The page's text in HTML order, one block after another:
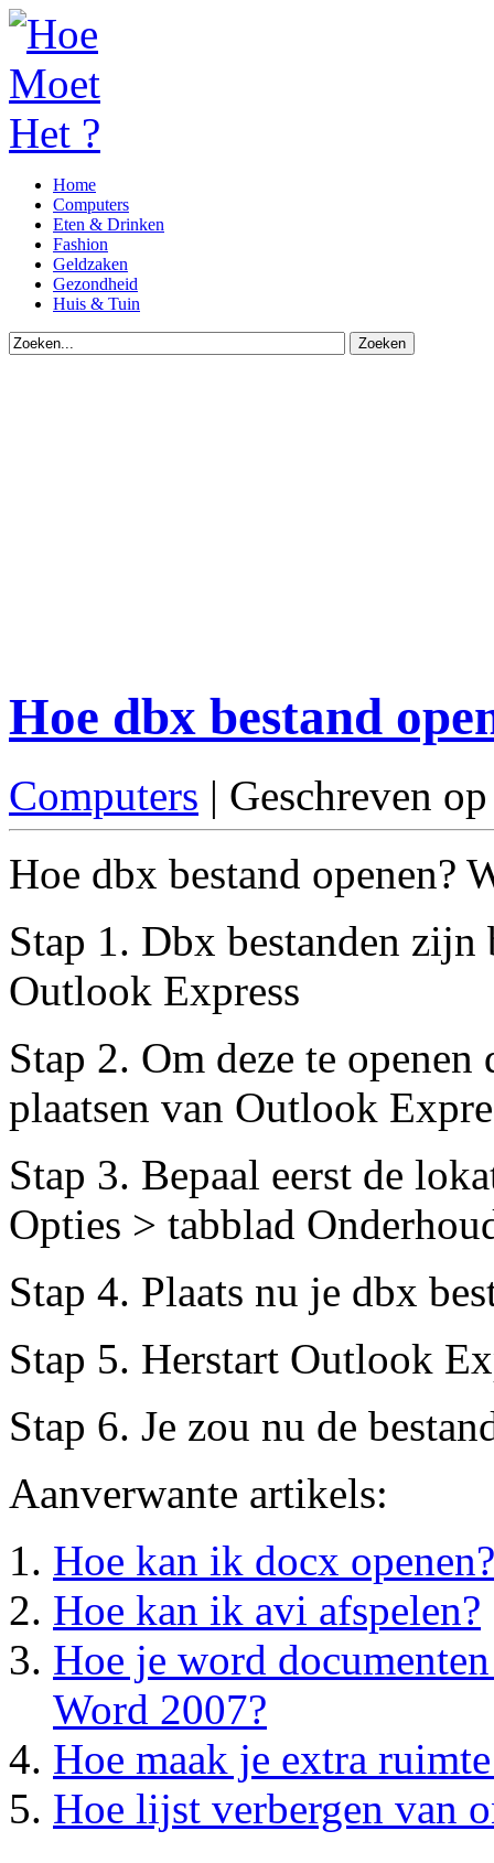
Home
Computers
Eten & Drinken
Fashion
Geldzaken
Gezondheid
Huis & Tuin
Hoe dbx bestand
Computers | Geschreven
Hoe dbx bestand openen?
Stap 1. Dbx bestanden
Outlook Express
Stap 2. Om deze te
plaatsen van Outlook
Stap 3. Bepaal eerst de
Opties > tabblad
Stap 4. Plaats nu je dbx
Stap 5. Herstart Outlook
Stap 6. Je zou nu de
Aanverwante artikels:
Hoe kan ik docx openen?
Hoe kan ik avi afspelen?
Hoe je word
Word 2007?
Hoe maak je extra
Hoe lijst verbergen van